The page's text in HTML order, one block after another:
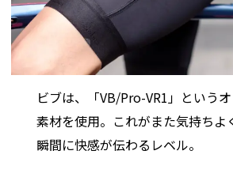
ビブは、「VB/Pro-VR1」という
素材を使用。これがまた気持ちよ
瞬間に快感が伝わるレベル。